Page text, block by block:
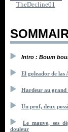
TheDecline01
Intro : Boum
El goleador de las
Hardeur au grand
Un prof, deux
Le mauve, ses
douleur